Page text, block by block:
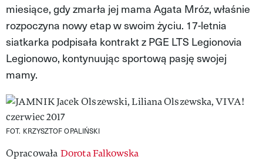
miesiące, gdy zmarła jej mama Agata Mróz, właśnie
rozpoczyna nowy etap w swoim życiu. 17-letnia
siatkarka podpisała kontrakt z PGE LTS Legionovia
Legionowo, kontynuując sportową pasję swojej
mamy.
FOT. KRZYSZTOF OPALIŃSKI
Opracowała Dorota Falkowska